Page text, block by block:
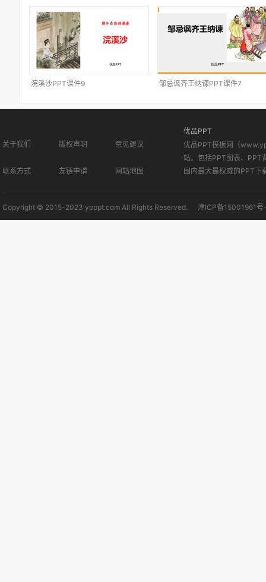
浣溪沙PPT课件9 邹忌讽齐王纳谏PPT课件7
关于我们 版权声明 意见建议
联系方式 友链申请 网站地图
优品PPT
优品PPT模板网（
站。包括PPT图表、PPT
国内最大最权威的PPT下
Copyright © 2015-2023 ypppt.com All Rights Reserved. 津ICP备15001961号